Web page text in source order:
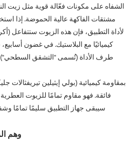
الشفاه على مكونات فعّالة قوية مثل زيت
مشتقات الفاكهة عالية الحموضة. إذا
كيميائيًا مع البلاستيك. في غضون
طرف الأداة (تُسمى "التشقق السطحي")،
فائقة. فهو مقاوم تمامًا للزيوت
2.